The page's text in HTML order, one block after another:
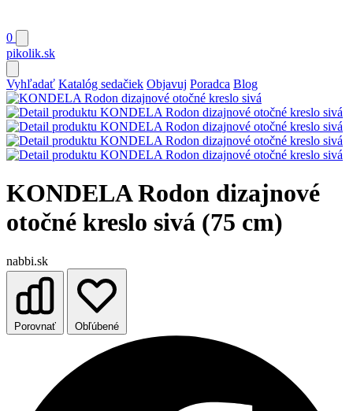
0
pikolik.sk
Vyhľadať Katalóg sedačiek Objavuj Poradca Blog
KONDELA Rodon dizajnové
otočné kreslo sivá (75 cm)
nabbi.sk
Porovnať Obľúbené